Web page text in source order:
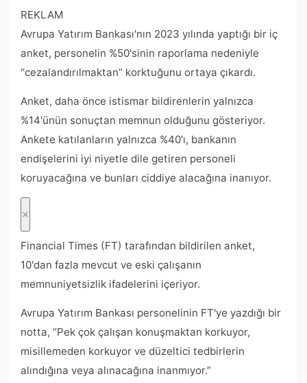
REKLAM
Avrupa Yatırım Bankası'nın 2023 yılında yaptığı bir iç
anket, personelin %50'sinin raporlama nedeniyle
“cezalandırılmaktan” korktuğunu ortaya çıkardı.
Anket, daha önce istismar bildirenlerin yalnızca
%14'ünün sonuçtan memnun olduğunu gösteriyor.
Ankete katılanların yalnızca %40'ı, bankanın
endişelerini iyi niyetle dile getiren personeli
koruyacağına ve bunları ciddiye alacağına inanıyor.
Financial Times (FT) tarafından bildirilen anket,
10'dan fazla mevcut ve eski çalışanın
memnuniyetsizlik ifadelerini içeriyor.
Avrupa Yatırım Bankası personelinin FT'ye yazdığı bir
notta, “Pek çok çalışan konuşmaktan korkuyor,
misillemeden korkuyor ve düzeltici tedbirlerin
alındığına veya alınacağına inanmıyor.”